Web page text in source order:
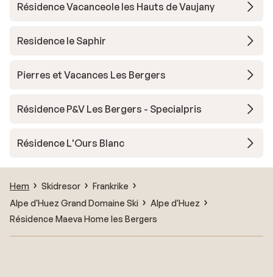
Résidence Vacanceole les Hauts de Vaujany
Residence le Saphir
Pierres et Vacances Les Bergers
Résidence P&V Les Bergers - Specialpris
Résidence L'Ours Blanc
Hem Skidresor
Frankrike
Alpe d'Huez Grand Domaine Ski
Alpe d'Huez
Résidence Maeva Home les Bergers